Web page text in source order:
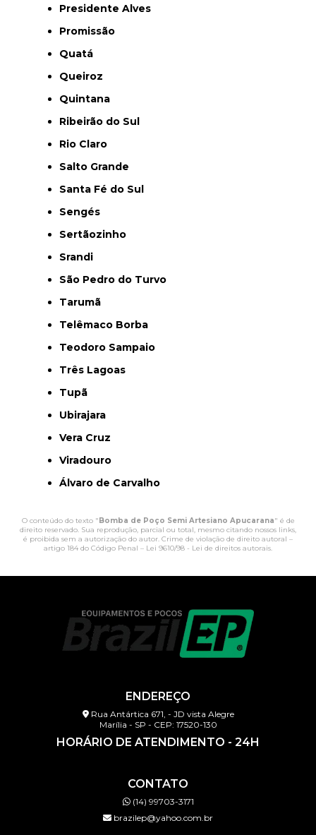
Presidente Alves
Promissão
Quatá
Queiroz
Quintana
Ribeirão do Sul
Rio Claro
Salto Grande
Santa Fé do Sul
Sengés
Sertãozinho
Srandi
São Pedro do Turvo
Tarumã
Telêmaco Borba
Teodoro Sampaio
Três Lagoas
Tupã
Ubirajara
Vera Cruz
Viradouro
Álvaro de Carvalho
O conteúdo do texto "Bomba de Poço Semi Artesiano Apucarana" é de
direito reservado. Sua reprodução, parcial ou total, mesmo citando nossos links,
é proibida sem a autorização do autor. Crime de violação de direito autoral –
artigo 184 do Código Penal – Lei 9610/98 - Lei de direitos autorais.
ENDEREÇO
Rua Antártica 671, - JD vista Alegre
Marília - SP - CEP: 17520-130
HORÁRIO DE ATENDIMENTO - 24H
CONTATO
(14) 99703-3171
brazilep@yahoo.com.br